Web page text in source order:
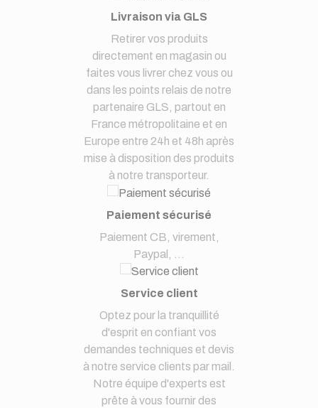
Livraison via GLS
Retirer vos produits
directement en magasin ou
faites vous livrer chez vous ou
dans les points relais de notre
partenaire GLS, partout en
France métropolitaine et en
Europe entre 24h et 48h après
mise à disposition des produits
à notre transporteur.
Paiement sécurisé
Paiement CB, virement,
Paypal, ...
Service client
Optez pour la tranquillité
d'esprit en confiant vos
demandes techniques et devis
à notre service clients par mail.
Notre équipe d'experts est
prête à vous fournir des